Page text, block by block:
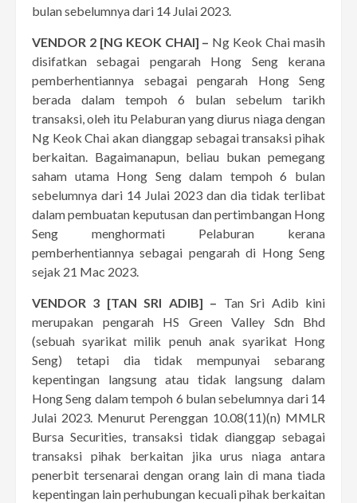
bulan sebelumnya dari 14 Julai 2023.
VENDOR 2 [NG KEOK CHAI] – Ng Keok Chai masih
disifatkan sebagai pengarah Hong Seng kerana
pemberhentiannya sebagai pengarah Hong Seng
berada dalam tempoh 6 bulan sebelum tarikh
transaksi, oleh itu Pelaburan yang diurus niaga dengan
Ng Keok Chai akan dianggap sebagai transaksi pihak
berkaitan. Bagaimanapun, beliau bukan pemegang
saham utama Hong Seng dalam tempoh 6 bulan
sebelumnya dari 14 Julai 2023 dan dia tidak terlibat
dalam pembuatan keputusan dan pertimbangan Hong
Seng menghormati Pelaburan kerana
pemberhentiannya sebagai pengarah di Hong Seng
sejak 21 Mac 2023.
VENDOR 3 [TAN SRI ADIB] – Tan Sri Adib kini
merupakan pengarah HS Green Valley Sdn Bhd
(sebuah syarikat milik penuh anak syarikat Hong
Seng) tetapi dia tidak mempunyai sebarang
kepentingan langsung atau tidak langsung dalam
Hong Seng dalam tempoh 6 bulan sebelumnya dari 14
Julai 2023. Menurut Perenggan 10.08(11)(n) MMLR
Bursa Securities, transaksi tidak dianggap sebagai
transaksi pihak berkaitan jika urus niaga antara
penerbit tersenarai dengan orang lain di mana tiada
kepentingan lain perhubungan kecuali pihak berkaitan